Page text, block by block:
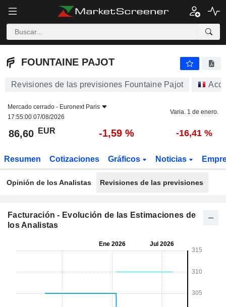
FOUNTAINE PAJOT
FOUNTAINE PAJOT
Revisiones de las previsiones Fountaine Pajot
Mercado cerrado - Euronext Paris
17:55:00 07/08/2026
Varia. 1 de enero.
86,60 EUR -1,59 % -16,41 %
Resumen Cotizaciones Gráficos Noticias
Opinión de los Analistas Revisiones de las previsiones
Facturación - Evolución de las Estimaciones de
los Analistas